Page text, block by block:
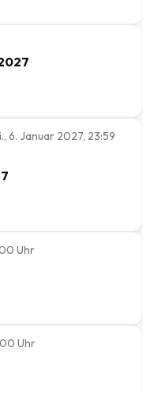
6. Januar 2027, 23:59
Uhr
Uhr